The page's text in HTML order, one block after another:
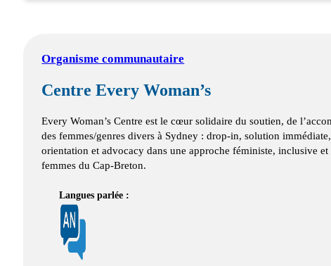
Organisme communautaire
Centre Every Woman’s
Every Woman’s Centre est le cœur solidaire du soutien, de
des femmes/genres divers à Sydney : drop-in, solution
orientation et advocacy dans une approche féministe, inclusive
femmes du Cap-Breton.
Langues parlée :